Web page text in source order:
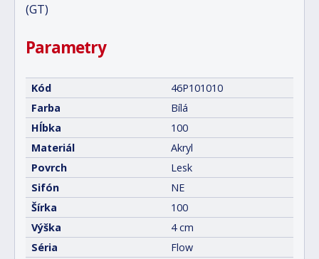
(GT)
Parametry
Kód
46P101010
Farba
Bílá
Hĺbka
100
Materiál
Akryl
Povrch
Lesk
Sifón
NE
Šírka
100
Výška
4 cm
Séria
Flow